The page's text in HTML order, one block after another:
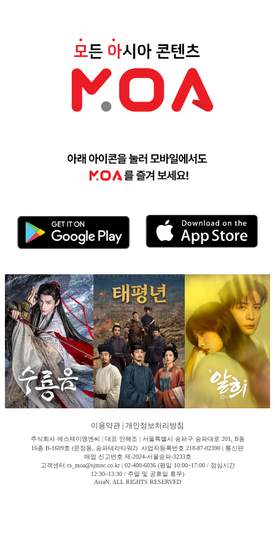
이용약관 개인정보처리방침
주식회사 에스제이엠엔씨 | 대표 안해조 | 서울특별시 송파구 송파대로 201, B동
16층 B-1609호 (문정동, 송파테라타워2) 사업자등록번호 218-87-02390 | 통신판
매업 신고번호 제-2024-서울송파-3233호
고객센터 cs_moa@sjmnc.co.kr | 02-400-6036 (평일 10:00~17:00 / 점심시간
12:30~13:30 / 주말 및 공휴일 휴무)
AsiaN. ALL RIGHTS RESERVED